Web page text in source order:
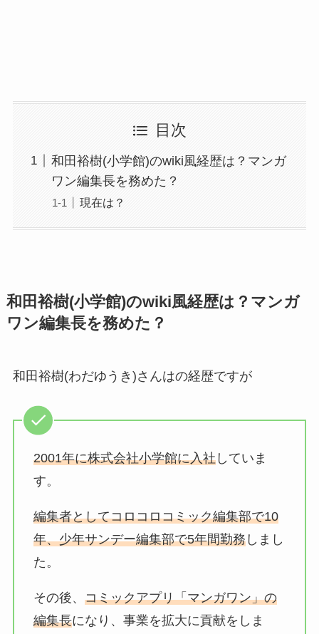
目次
和田裕樹(小学館)のwiki風経歴は？マンガ
ワン編集長を務めた？
現在は？
和田裕樹(小学館)のwiki風経歴は？マンガ
ワン編集長を務めた？
和田裕樹(わだゆうき)さんはの経歴ですが
2001年に株式会社小学館に入社していま
す。
編集者としてコロコロコミック編集部で10
年、少年サンデー編集部で5年間勤務しまし
た。
その後、 コミックアプリ「マンガワン」の
編集長になり、事業を拡大に貢献をしま